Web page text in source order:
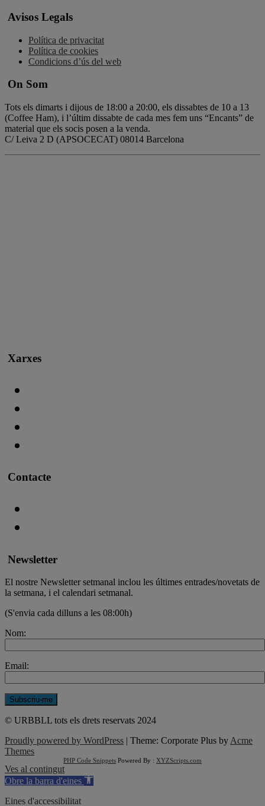
Avisos Legals
Política de privacitat
Política de cookies
Condicions d’ús del web
On Som
Tots els dimarts i dijous de 18:00 a 20:00, els dissabtes de 10 a 13
(Coffee Ham), i l’últim dissabte de cada mes fem uns “Encants” de
material que els socis posen a la venda.
C/ Leiva 2 D (APSOCECAT) 08014 Barcelona
Xarxes
Contacte
Newsletter
El nostre Newsletter setmanal inclou les últimes entrades/novetats de
la setmana, i el calendari setmanal.
(S'envia cada dilluns a les 08:00h)
Nom:
Email:
© URBBLL tots els drets reservats 2024
Proudly powered by WordPress | Theme: Corporate Plus by Acme
Themes
PHP Code Snippets Powered By : XYZScripts.com
Ves al contingut
Obre la barra d'eines
Eines d'accessibilitat